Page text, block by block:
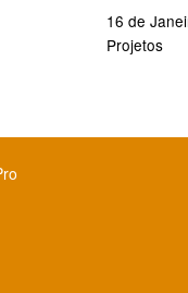
16 de
Projetos